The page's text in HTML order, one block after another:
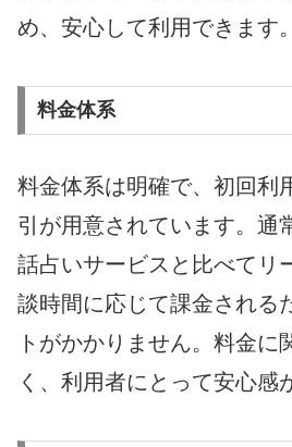
め、安心して利用できます。
料金体系
料金体系は明確で、初回利
引が用意されています。通
話占いサービスと比べてリ
談時間に応じて課金される
トがかかりません。料金に
く、利用者にとって安心感